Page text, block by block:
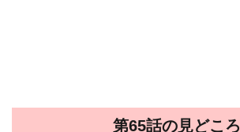
第65話の見どころ